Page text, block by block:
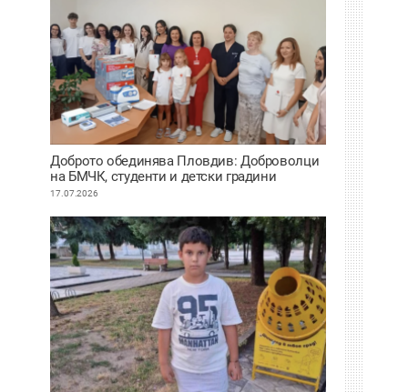
Доброто обединява Пловдив: Доброволци
на БМЧК, студенти и детски градини
осигуриха нова апаратура за детската
17.07.2026